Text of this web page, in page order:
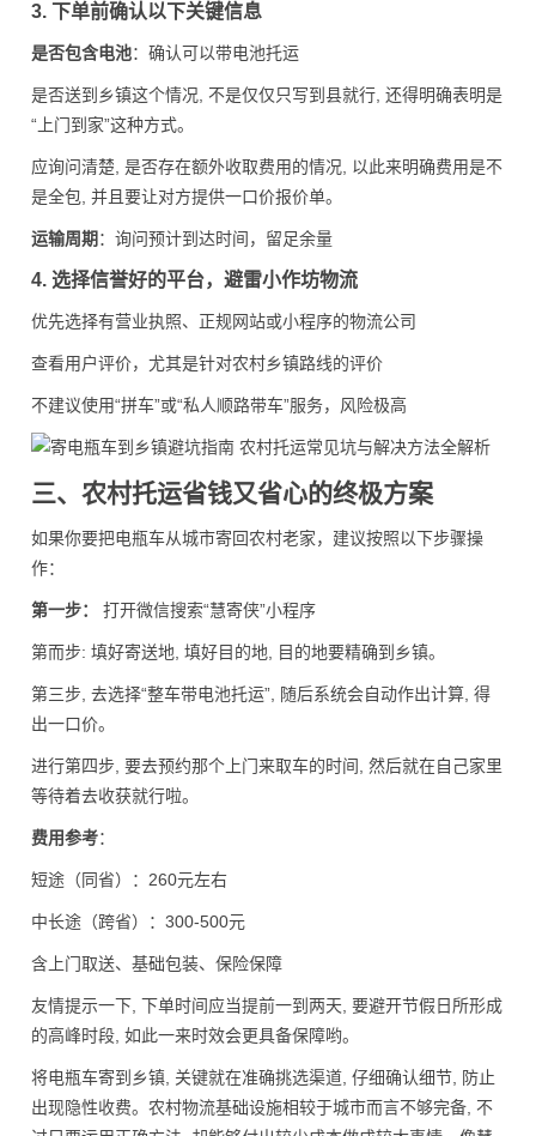
3. 下单前确认以下关键信息
是否包含电池：确认可以带电池托运
是否送到乡镇这个情况, 不是仅仅只写到县就行, 还得明确表明是
“上门到家”这种方式。
应询问清楚, 是否存在额外收取费用的情况, 以此来明确费用是不
是全包, 并且要让对方提供一口价报价单。
运输周期 ：询问预计到达时间，留足余量
4. 选择信誉好的平台，避雷小作坊物流
优先选择有营业执照、正规网站或小程序的物流公司
查看用户评价，尤其是针对农村乡镇路线的评价
不建议使用“拼车”或“私人顺路带车”服务，风险极高
三、农村托运省钱又省心的终极方案
如果你要把电瓶车从城市寄回农村老家，建议按照以下步骤操
作：
第一步： 打开微信搜索“慧寄侠”小程序
第而步: 填好寄送地, 填好目的地, 目的地要精确到乡镇。
第三步, 去选择“整车带电池托运”, 随后系统会自动作出计算, 得
出一口价。
进行第四步, 要去预约那个上门来取车的时间, 然后就在自己家里
等待着去收获就行啦。
费用参考：
短途（同省）：260元左右
中长途（跨省）：300-500元
含上门取送、基础包装、保险保障
友情提示一下, 下单时间应当提前一到两天, 要避开节假日所形成
的高峰时段, 如此一来时效会更具备保障哟。
将电瓶车寄到乡镇, 关键就在准确挑选渠道, 仔细确认细节, 防止
出现隐性收费。农村物流基础设施相较于城市而言不够完备, 不